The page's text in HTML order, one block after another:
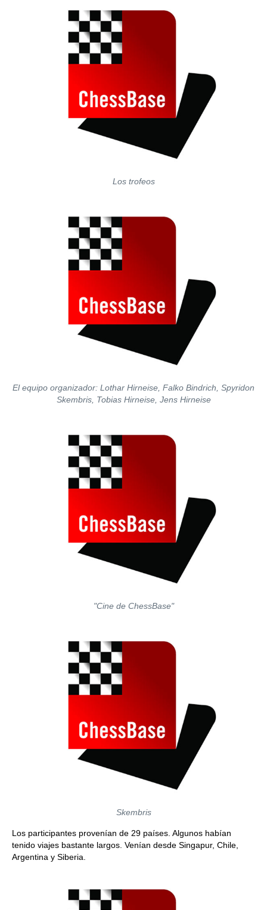
Los trofeos
El equipo organizador: Lothar Hirneise, Falko Bindrich, Spyridon
Skembris, Tobias Hirneise, Jens Hirneise
"Cine de ChessBase"
Skembris
Los participantes provenían de 29 países. Algunos habían
tenido viajes bastante largos. Venían desde Singapur, Chile,
Argentina y Siberia.